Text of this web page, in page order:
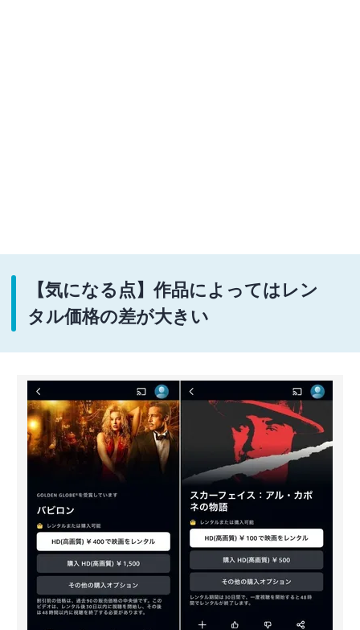
【気になる点】作品によってはレン
タル価格の差が大きい